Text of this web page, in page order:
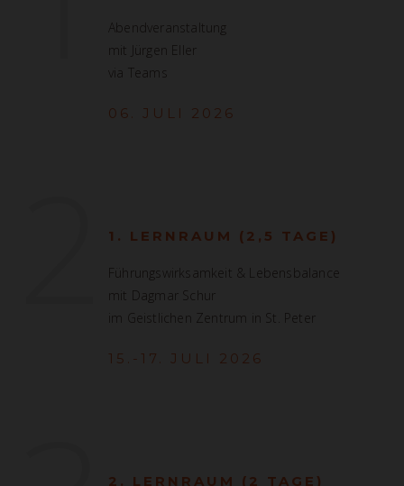
Abendveranstaltung
mit Jürgen Eller
via Teams
06. JULI 2026
1. LERNRAUM (2,5 TAGE)
Führungswirksamkeit & Lebensbalance
mit Dagmar Schur
im Geistlichen Zentrum in St. Peter
15.-17. JULI 2026
2. LERNRAUM (2 TAGE)